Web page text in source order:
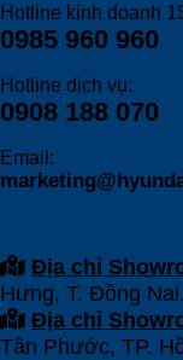
Hotline kinh doanh
0985 960 960
Hotline dịch vụ:
0908 188 070
Email:
Địa chỉ
Hưng, T. Đồng Nai.
Địa chỉ
Tân Phước, TP.